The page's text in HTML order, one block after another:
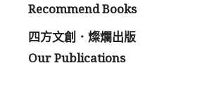
Recommend Books
四方文創．燦爛出版
Our Publications